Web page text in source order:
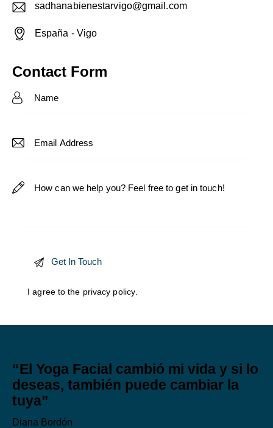
E-
m
sadhanabienestarvigo@gmail.com
dr
s:
España - Vigo
Contact Form
I agree to the privacy policy
“El Yoga Facial cambió mi vida y si lo
deseas, también puede cambiar la
tuya”
Diana Bordón